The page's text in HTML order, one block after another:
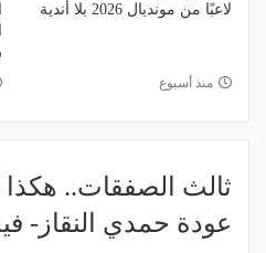
لاعبًا من مونديال 2026 بلا أندية
منذ أسبوع
ثالث الصفقات..
عودة حمدي النقاز-